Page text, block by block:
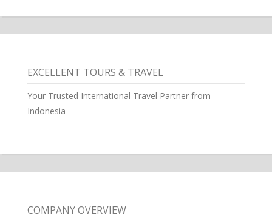
EXCELLENT TOURS & TRAVEL
Your Trusted International Travel Partner from
Indonesia
COMPANY OVERVIEW